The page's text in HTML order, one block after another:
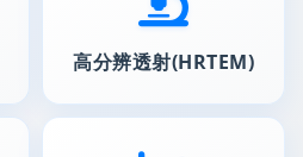
高分辨透射(HRTEM)